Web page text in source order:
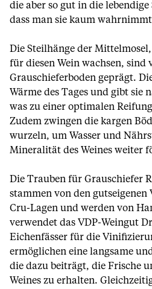
die aber so gut in die
dass man sie kaum
Die Steilhänge der
für diesen Wein wachsen, sind
Grauschieferboden geprägt.
Wärme des Tages und gibt sie
was zu einer optimalen
Zudem zwingen die kargen
wurzeln, um Wasser und
Mineralität des Weines weiter
Die Trauben für Grauschiefer
stammen von den
Cru-Lagen und werden von
verwendet das VDP-Weingut
Eichenfässer für die
ermöglichen eine langsame
die dazu beiträgt, die Frische
Weines zu erhalten.